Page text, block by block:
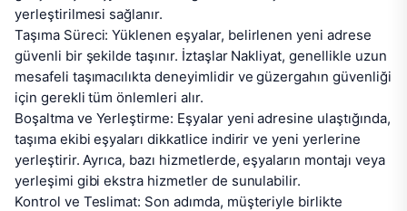
yerleştirilmesi sağlanır.
Taşıma Süreci: Yüklenen eşyalar, belirlenen yeni adrese
güvenli bir şekilde taşınır. İztaşlar Nakliyat, genellikle uzun
mesafeli taşımacılıkta deneyimlidir ve güzergahın güvenliği
için gerekli tüm önlemleri alır.
Boşaltma ve Yerleştirme: Eşyalar yeni adresine ulaştığında,
taşıma ekibi eşyaları dikkatlice indirir ve yeni yerlerine
yerleştirir. Ayrıca, bazı hizmetlerde, eşyaların montajı veya
yerleşimi gibi ekstra hizmetler de sunulabilir.
Kontrol ve Teslimat: Son adımda, müşteriyle birlikte